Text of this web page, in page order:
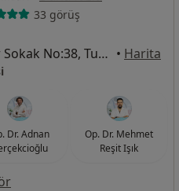
33 görüş
Yıldırım Mahallesi Gar Sokak No:38, Turgutlu • Harita
Dr. Adnan
Op. Dr. Mehmet
Reşit Işık